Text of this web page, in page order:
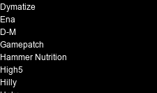
Dymatize
Ena
D-M
Gamepatch
Hammer Nutrition
High5
Hilly